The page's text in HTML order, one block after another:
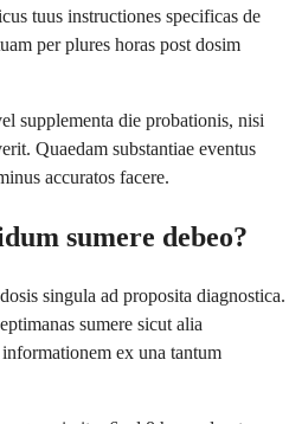
tuus instructiones specificas de
per plures horas post dosim
supplementa die probationis, nisi
Quaedam substantiae eventus
accuratos facere.
sumere debeo?
singula ad proposita diagnostica.
sumere sicut alia
ex una tantum